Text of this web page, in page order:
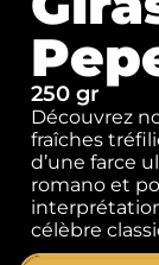
250 gr
Découvrez
fraîches
d’une farce
romano et
célèbre